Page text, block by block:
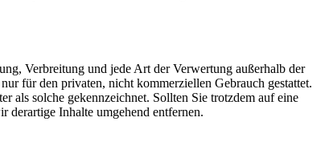
Verbreitung und jede Art der Verwertung außerhalb der
für den privaten, nicht kommerziellen Gebrauch gestattet.
als solche gekennzeichnet. Sollten Sie trotzdem auf eine
derartige Inhalte umgehend entfernen.